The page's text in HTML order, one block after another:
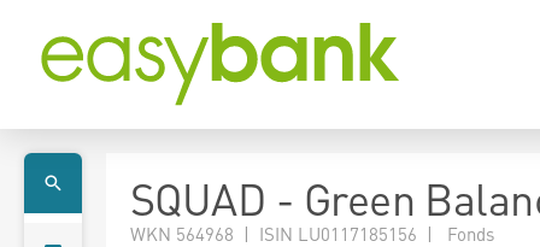
SQUAD - Green
WKN 564968 | ISIN LU0117185156 | Fonds